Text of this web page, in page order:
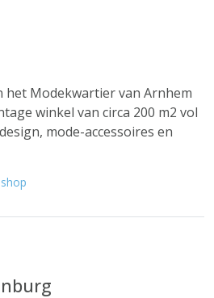
het Modekwartier van Arnhem
winkel van circa 200 m2 vol
mode-accessoires en